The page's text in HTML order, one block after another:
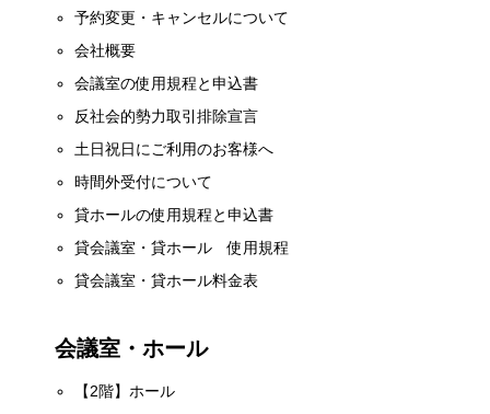
予約変更・キャンセルについて
会社概要
会議室の使用規程と申込書
反社会的勢力取引排除宣言
土日祝日にご利用のお客様へ
時間外受付について
貸ホールの使用規程と申込書
貸会議室・貸ホール 使用規程
貸会議室・貸ホール料金表
会議室・ホール
【2階】ホール